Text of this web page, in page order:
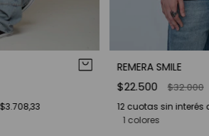
$3.708,33
REMERA SMILE
$22.500 $32.000
12cuotas sin interés
1 colores